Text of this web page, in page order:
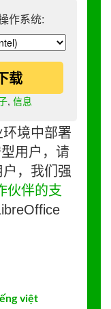
作系统:
载
, 信息
境中部署
用户，请
，我们强
伙伴的支
việt